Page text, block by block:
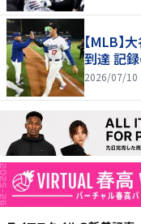
【MLB】
到達 記
2026/07/10